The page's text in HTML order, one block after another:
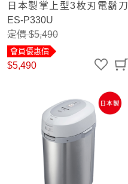
日本製掌上型3枚刃電鬍刀
ES-P330U
定價 $5,490
會員優惠價
$5,490